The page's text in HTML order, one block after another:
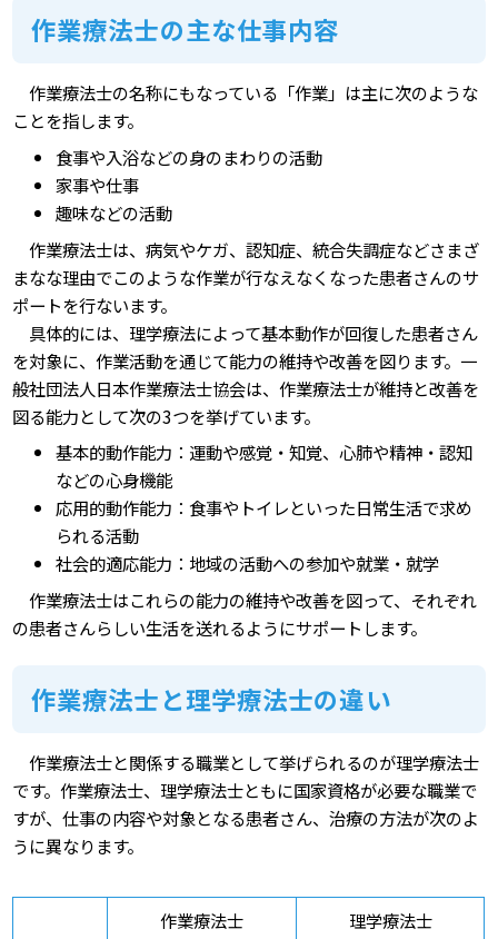
作業療法士の主な仕事内容
作業療法士の名称にもなっている「作業」は主に次のような
ことを指します。
食事や入浴などの身のまわりの活動
家事や仕事
趣味などの活動
作業療法士は、病気やケガ、認知症、統合失調症などさまざ
まなな理由でこのような作業が行なえなくなった患者さんのサ
ポートを行ないます。
具体的には、理学療法によって基本動作が回復した患者さん
を対象に、作業活動を通じて能力の維持や改善を図ります。一
般社団法人日本作業療法士協会は、作業療法士が維持と改善を
図る能力として次の3つを挙げています。
基本的動作能力：運動や感覚・知覚、心肺や精神・認知
などの心身機能
応用的動作能力：食事やトイレといった日常生活で求め
られる活動
社会的適応能力：地域の活動への参加や就業・就学
作業療法士はこれらの能力の維持や改善を図って、それぞれ
の患者さんらしい生活を送れるようにサポートします。
作業療法士と理学療法士の違い
作業療法士と関係する職業として挙げられるのが理学療法士
です。作業療法士、理学療法士ともに国家資格が必要な職業で
すが、仕事の内容や対象となる患者さん、治療の方法が次のよ
うに異なります。
作業療法士
理学療法士